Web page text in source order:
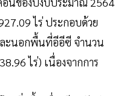
ไร่ ประกอบด้วย
ะนอกพื้นที่อีอีซี จำนวน
ไร่) เนื่องจากการ